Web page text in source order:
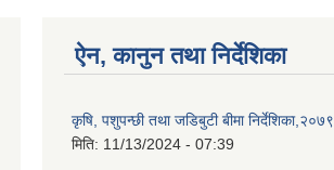
ऐन, कानुन तथा निर्देशिका
कृषि, पशुपन्छी तथा जडिबुटी बीमा निर्देशिका,२०७९
मिति: 11/13/2024 - 07:39